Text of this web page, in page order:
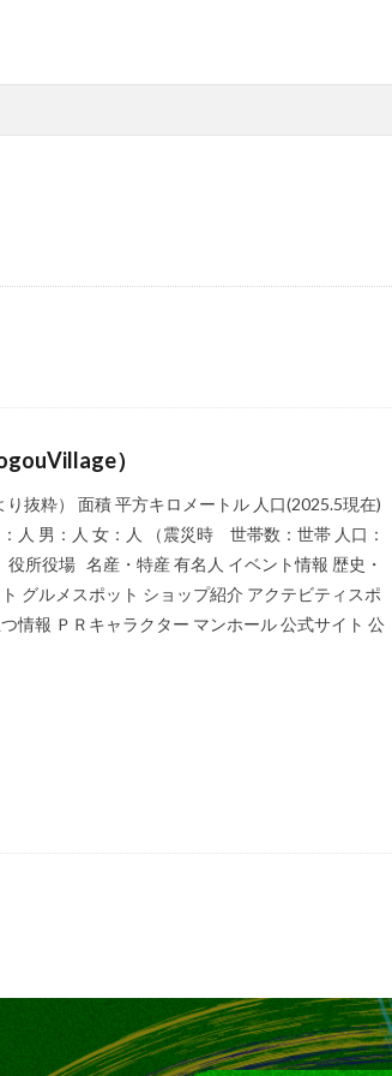
）
抜粋） 面積 平方キロメートル 人口(2025.5現在)
人 男：人 女：人 （震災時 世帯数：世帯 人口：
役所役場 名産・特産 有名人 イベント情報 歴史・
グルメスポット ショップ紹介 アクテビティスポ
情報 ＰＲキャラクター マンホール 公式サイト 公